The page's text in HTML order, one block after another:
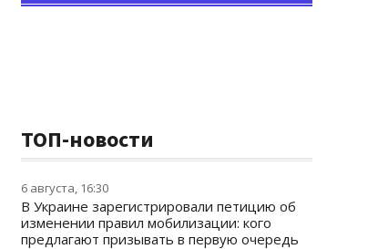
ТОП-новости
6 августа, 16:30
В Украине зарегистрировали петицию об
изменении правил мобилизации: кого
предлагают призывать в первую очередь